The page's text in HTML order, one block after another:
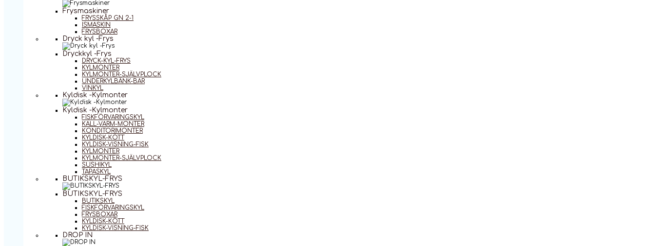
Frysmaskiner
FRYSSKÅP GN 2-1
ISMASKIN
FRYSBOXAR
Dryck kyl -Frys
Dryckkyl -Frys
DRYCK-KYL-FRYS
KYLMONTER
KYLMONTER-SJÄLVPLOCK
UNDERKYLBÄNK-BAR
VINKYL
Kyldisk -Kylmonter
Kyldisk -Kylmonter
FISKFÖRVARINGSKYL
KALL-VARM-MONTER
KONDITORIMONTER
KYLDISK-KÖTT
KYLDISK-VISNING-FISK
KYLMONTER
KYLMONTER-SJÄLVPLOCK
SUSHIKYL
TAPASKYL
BUTIKSKYL-FRYS
BUTIKSKYL-FRYS
BUTIKSKYL
FISKFÖRVARINGSKYL
FRYSBOXAR
KYLDISK-KÖTT
KYLDISK-VISNING-FISK
DROP IN